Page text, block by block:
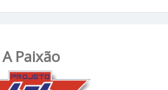
A Paixão